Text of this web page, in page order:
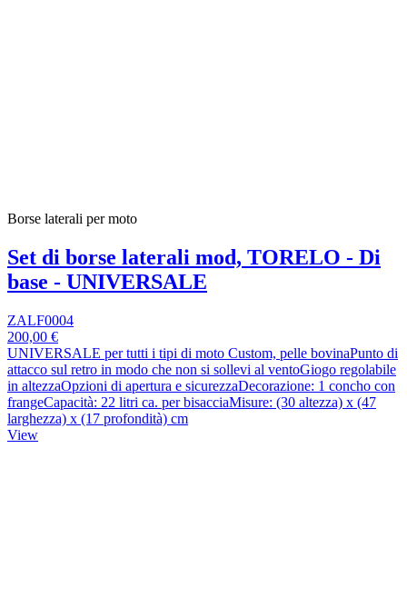
Borse laterali per moto
Set di borse laterali mod, TORELO - Di
base - UNIVERSALE
ZALF0004
200,00 €
UNIVERSALE per tutti i tipi di moto Custom, pelle bovinaPunto di
attacco sul retro in modo che non si sollevi al ventoGiogo regolabile
in altezzaOpzioni di apertura e sicurezzaDecorazione: 1 concho con
frangeCapacità: 22 litri ca. per bisacciaMisure: (30 altezza) x (47
larghezza) x (17 profondità) cm
View